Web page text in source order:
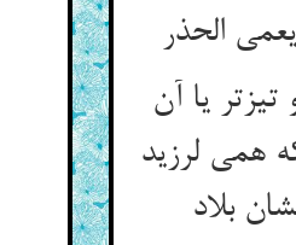
الحذر
یا آن
همی لرزید
بلاد